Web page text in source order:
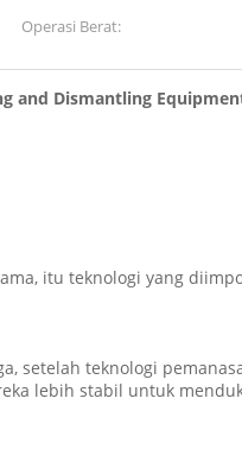
Operasi Berat:
and Dismantling
itu teknologi yang
setelah teknologi
lebih stabil untuk